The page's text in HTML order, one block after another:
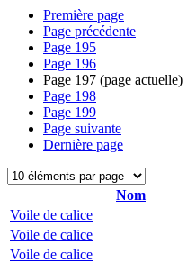
Première page
Page précédente
Page 195
Page 196
Page 197 (page actuelle)
Page 198
Page 199
Page suivante
Dernière page
Nom
Voile de calice
Voile de calice
Voile de calice